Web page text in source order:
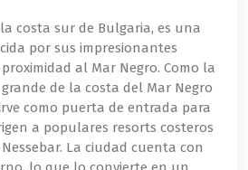
costa sur de Bulgaria, es una
por sus impresionantes
al Mar Negro. Como la
de la costa del Mar Negro
como puerta de entrada para
a populares resorts costeros
La ciudad cuenta con